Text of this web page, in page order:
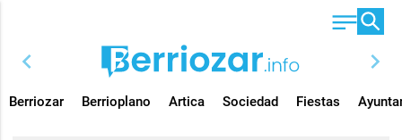
chevron_left chevron_right
Berriozar Berrioplano Artica Sociedad Fiestas